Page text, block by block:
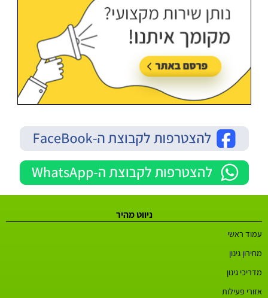
ניווט מהיר
עמוד ראשי
מחירון גינון
מדריכי גינון
אזורי פעילות